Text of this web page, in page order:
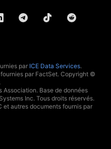
par ICE Data Services.
par FactSet. Copyright ©
Base de données
Inc. Tous droits réservés.
et autres documents fournis par